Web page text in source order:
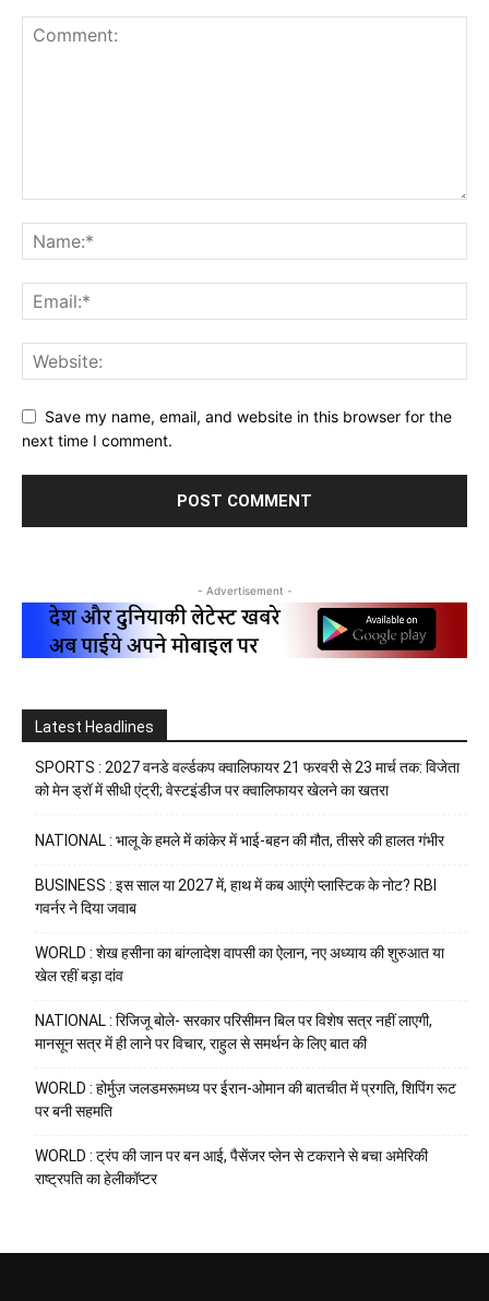
Save my name, email, and website in this browser for the
next time I comment.
- Advertisement -
Latest Headlines
SPORTS : 2027 वनडे वर्ल्डकप क्वालिफायर 21 फरवरी से 23 मार्च तक: विजेता
को मेन ड्रॉ में सीधी एंट्री; वेस्टइंडीज पर क्वालिफायर खेलने का खतरा
NATIONAL : भालू के हमले में कांकेर में भाई-बहन की मौत, तीसरे की हालत गंभीर
BUSINESS : इस साल या 2027 में, हाथ में कब आएंगे प्लास्टिक के नोट? RBI
गवर्नर ने दिया जवाब
WORLD : शेख हसीना का बांग्लादेश वापसी का ऐलान, नए अध्याय की शुरुआत या
खेल रहीं बड़ा दांव
NATIONAL : रिजिजू बोले- सरकार परिसीमन बिल पर विशेष सत्र नहीं लाएगी,
मानसून सत्र में ही लाने पर विचार, राहुल से समर्थन के लिए बात की
WORLD : होर्मुज़ जलडमरूमध्य पर ईरान-ओमान की बातचीत में प्रगति, शिपिंग रूट
पर बनी सहमति
WORLD : ट्रंप की जान पर बन आई, पैसेंजर प्लेन से टकराने से बचा अमेरिकी
राष्ट्रपति का हेलीकॉप्टर